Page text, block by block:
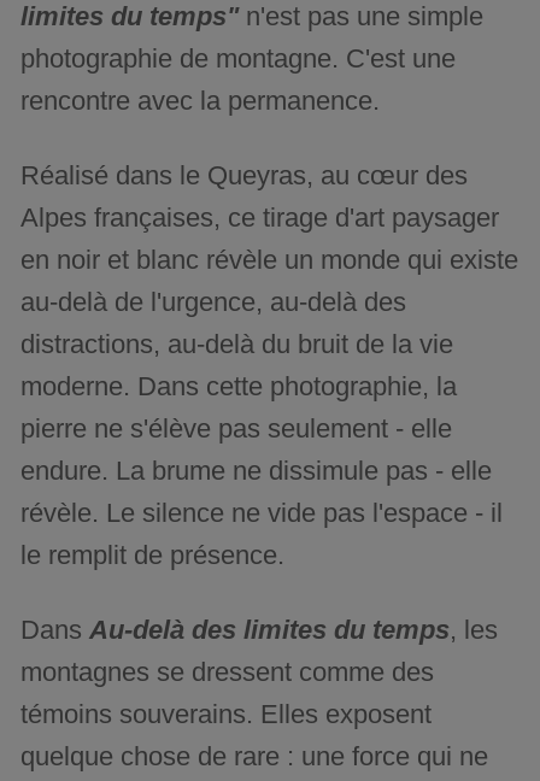
limites du temps"n'est pas une simple
photographie de montagne. C'est une
rencontre avec la permanence.
Réalisé dans le Queyras, au cœur des
Alpes françaises, ce tirage d'art paysager
en noir et blanc révèle un monde qui existe
au-delà de l'urgence, au-delà des
distractions, au-delà du bruit de la vie
moderne. Dans cette photographie, la
pierre ne s'élève pas seulement - elle
endure. La brume ne dissimule pas - elle
révèle. Le silence ne vide pas l'espace - il
le remplit de présence.
DansAu-delà des limites du temps, les
montagnes se dressent comme des
témoins souverains. Elles exposent
quelque chose de rare : une force qui ne